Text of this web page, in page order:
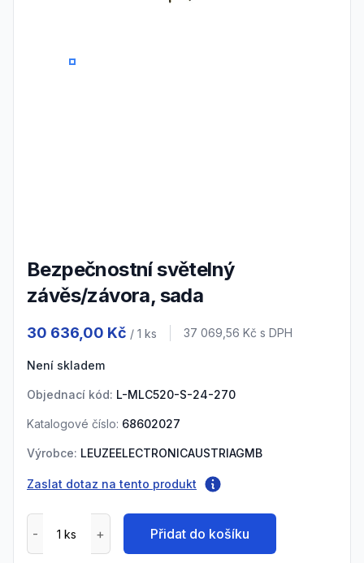
0
Bezpečnostní světelný
závěs/závora, sada
30 636,00 Kč / 1 ks Cena s DPH
37 069,56 Kč s DPH
Není skladem
Objednací kód: L-MLC520-S-24-270
Katalogové číslo: 68602027
Výrobce: LEUZEELECTRONICAUSTRIAGMB
Zaslat dotaz na tento produkt
Přidat do košíku